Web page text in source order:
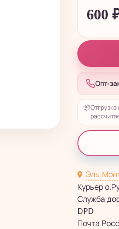
600
Опт-
📦Отгрузка
Эль-
Курьер
Служба
DPD
Почта